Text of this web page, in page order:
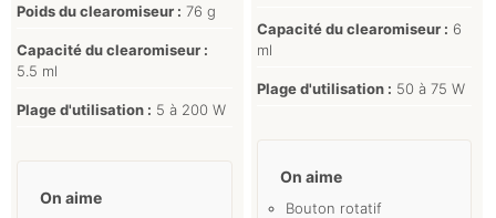
Poids du clearomiseur : 76 g
Capacité du clearomiseur :
5.5 ml
Plage d'utilisation : 5 à 200 W
On aime
Capacité du clearomiseur : 6
ml
Plage d'utilisation : 50 à 75 W
On aime
Bouton rotatif